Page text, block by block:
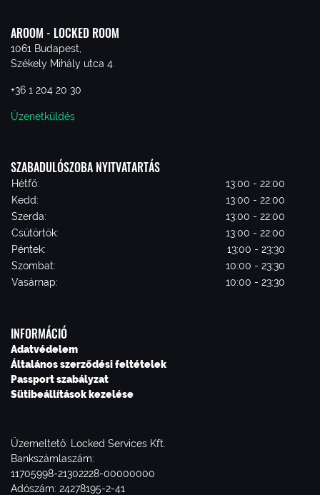
AROOM - LOCKED ROOM
1061 Budapest,
Székely Mihály utca 4.
+36 1 204 20 30
Üzenetküldés
SZABADULÓSZOBA NYITVATARTÁS
Hétfő:
13:00 - 22:00
Kedd:
13:00 - 22:00
Szerda:
13:00 - 22:00
Csütörtök:
13:00 - 22:00
Péntek:
13:00 - 23:30
Szombat:
10:00 - 23:30
Vasárnap:
10:00 - 23:30
INFORMÁCIÓ
Adatvédelem
Általános szerződési feltételek
Passport szabályzat
Sütibeállítások kezelése
Üzemeltető: Locked Services Kft.
Bankszámlaszám:
11705998-21302228-00000000
Adószám: 24278195-2-41